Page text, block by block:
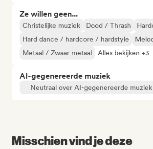
Ze willen geen...
Christelijke muziek Dood / Thrash
Hard dance / hardcore / hardstyle
Metaal / Zwaar metaal
Alles bekijken +3
AI-gegenereerde muziek
Neutraal over AI-gegenereerde muziek
Misschien vind je deze